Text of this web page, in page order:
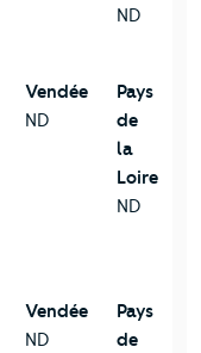
ND
Vendée
ND
Pays
de
la
Loire
ND
Vendée
ND
Pays
de